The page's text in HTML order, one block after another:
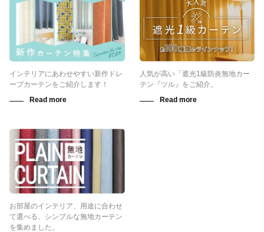
インテリアにあわせやすい新作ドレ
ープカーテンをご紹介します！
人気が高い「遮光1級防炎無地カー
テン『ツル』をご紹介。
お部屋のインテリア、用途に合わせ
て選べる、シンプルな無地カーテン
を集めました。